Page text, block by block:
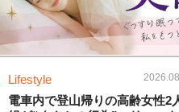
Lifestyle
電車内で登山帰りの高齢女性2